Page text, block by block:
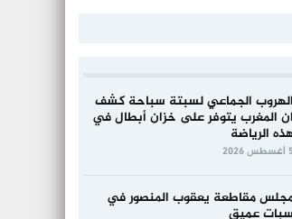
الهروب الجماعي لسبتة سباحة كشف
ان المغرب يتوفر على خزان أبطال في
الرياضة
2026
مقاطعة يعقوب المنصور في
سبات عميق